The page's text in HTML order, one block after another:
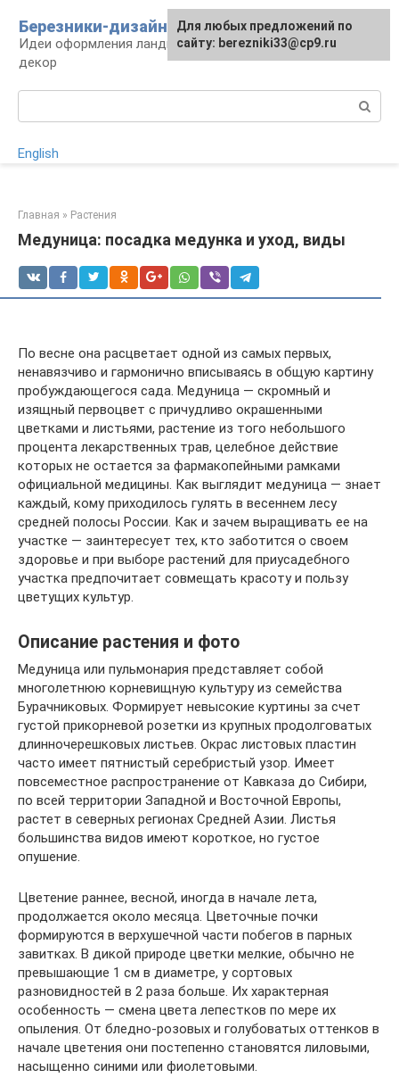
контенту
Березники-дизайн
Идеи оформления ландшафта, сооружения и
декор
English
Главная » Растения
Медуница: посадка медунка и уход, виды
По весне она расцветает одной из самых первых,
ненавязчиво и гармонично вписываясь в общую картину
пробуждающегося сада. Медуница — скромный и
изящный первоцвет с причудливо окрашенными
цветками и листьями, растение из того небольшого
процента лекарственных трав, целебное действие
которых не остается за фармакопейными рамками
официальной медицины. Как выглядит медуница — знает
каждый, кому приходилось гулять в весеннем лесу
средней полосы России. Как и зачем выращивать ее на
участке — заинтересует тех, кто заботится о своем
здоровье и при выборе растений для приусадебного
участка предпочитает совмещать красоту и пользу
цветущих культур.
Описание растения и фото
Медуница или пульмонария представляет собой
многолетнюю корневищную культуру из семейства
Бурачниковых. Формирует невысокие куртины за счет
густой прикорневой розетки из крупных продолговатых
длинночерешковых листьев. Окрас листовых пластин
часто имеет пятнистый серебристый узор. Имеет
повсеместное распространение от Кавказа до Сибири,
по всей территории Западной и Восточной Европы,
растет в северных регионах Средней Азии. Листья
большинства видов имеют короткое, но густое
опушение.
Цветение раннее, весной, иногда в начале лета,
продолжается около месяца. Цветочные почки
формируются в верхушечной части побегов в парных
завитках. В дикой природе цветки мелкие, обычно не
превышающие 1 см в диаметре, у сортовых
разновидностей в 2 раза больше. Их характерная
особенность — смена цвета лепестков по мере их
опыления. От бледно-розовых и голубоватых оттенков в
начале цветения они постепенно становятся лиловыми,
насыщенно синими или фиолетовыми.
Для любых предложений по
сайту: berezniki33@cp9.ru